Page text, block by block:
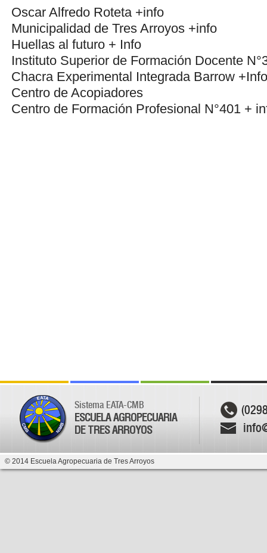
Oscar Alfredo Roteta +info
Municipalidad de Tres Arroyos +info
Huellas al futuro + Info
Instituto Superior de Formación Docente
Chacra Experimental Integrada Barrow +Info
Centro de Acopiadores
Centro de Formación Profesional N°401 +
Sistema EATA-CMB
ESCUELA AGROPECUARIA
DE TRES ARROYOS
© 2014 Escuela Agropecuaria de Tres Arroyos